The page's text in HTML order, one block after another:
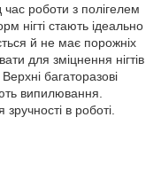
час роботи з полігелем
нігті стають ідеально
й не має порожніх
для зміцнення нігтів
багаторазові
випилювання.
в роботі.